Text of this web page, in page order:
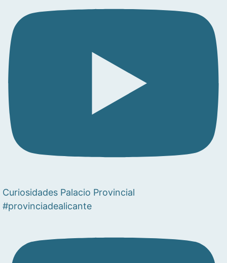
Curiosidades Palacio Provincial
#provinciadealicante